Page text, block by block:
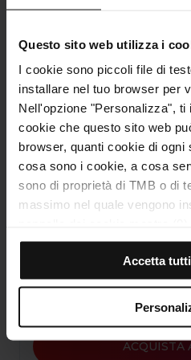
Questo sito web utilizza i
I cookie sono piccoli file di
installare nel tuo browser per
Nell'opzione "Personalizza", ti
cookie che questo sito web
browser, quanti cookie di
cosa sono i cookie, a cosa
sono di proprietà di TMB o di
massimo nel quale vengono
installa alcun cookie di questo
Se scegli l'opzione "Accetta
l'installazione di tutti questi
Alla destra di ogni tipo di
categoria.
Accetta
Parc de la Ciutadella
Vedi la mappa
10% disconto sulla tua
ACQUISTA